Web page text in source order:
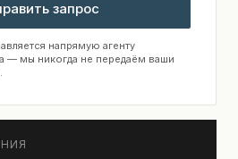
запрос
напрямую агенту
— мы никогда не передаём ваши